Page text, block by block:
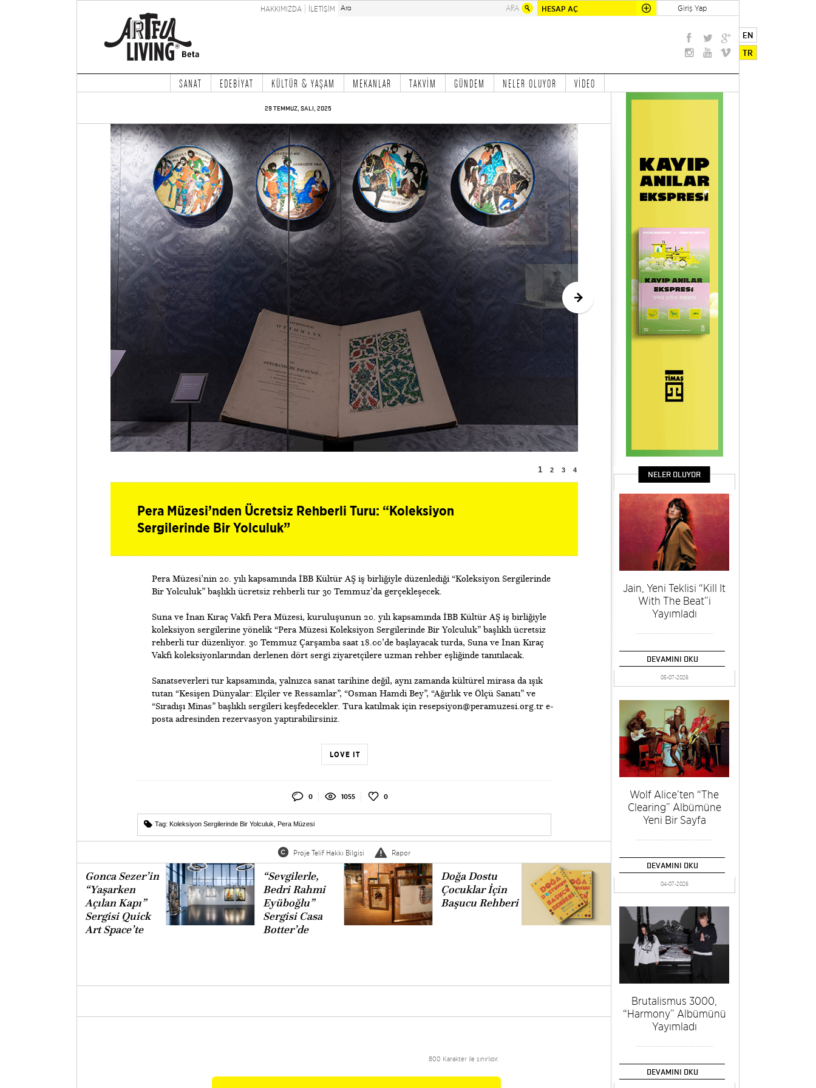
HESAP AÇ Giriş Yap
HAKKIMIZDA İLETİŞİM
EN
TR
SANAT EDEBİYAT KÜLTÜR & YAŞAM MEKANLAR TAKVİM GÜNDEM NELER OLUYOR VİDEO
29 TEMMUZ, SALI, 2025
1 2 3 4
Pera Müzesi’nden Ücretsiz Rehberli Turu: “Koleksiyon
Sergilerinde Bir Yolculuk”
Pera Müzesi’nin 20. yılı kapsamında İBB Kültür AŞ iş birliğiyle düzenlediği “Koleksiyon Sergilerinde
Bir Yolculuk” başlıklı ücretsiz rehberli tur 30 Temmuz’da gerçekleşecek.
Suna ve İnan Kıraç Vakfı Pera Müzesi, kuruluşunun 20. yılı kapsamında İBB Kültür AŞ iş birliğiyle
koleksiyon sergilerine yönelik “Pera Müzesi Koleksiyon Sergilerinde Bir Yolculuk” başlıklı ücretsiz
rehberli tur düzenliyor. 30 Temmuz Çarşamba saat 18.00’de başlayacak turda, Suna ve İnan Kıraç
Vakfı koleksiyonlarından derlenen dört sergi ziyaretçilere uzman rehber eşliğinde tanıtılacak.
Sanatseverleri tur kapsamında, yalnızca sanat tarihine değil, aynı zamanda kültürel mirasa da ışık
tutan “Kesişen Dünyalar: Elçiler ve Ressamlar”, “Osman Hamdi Bey”, “Ağırlık ve Ölçü Sanatı” ve
“Sıradışı Minas” başlıklı sergileri keşfedecekler. Tura katılmak için resepsiyon@peramuzesi.org.tr e-
posta adresinden rezervasyon yaptırabilirsiniz.
LOVE IT
0 1055 0
Tag: Koleksiyon Sergilerinde Bir Yolculuk Pera Müzesi
Proje Telif Hakkı Bilgisi Rapor
Gonca Sezer’in
“Yaşarken
Açılan Kapı”
Sergisi Quick
Art Space’te
“Sevgilerle,
Bedri Rahmi
Eyüboğlu”
Sergisi Casa
Botter’de
Doğa Dostu
Çocuklar İçin
Başucu Rehberi
800 Karakter ile sınırlıdır.
NELER OLUYOR
Jain, Yeni Teklisi “Kill It
With The Beat”i
Yayımladı
DEVAMINI OKU
05-07-2026
Wolf Alice’ten “The
Clearing” Albümüne
Yeni Bir Sayfa
DEVAMINI OKU
04-07-2026
Brutalismus 3000,
“Harmony” Albümünü
Yayımladı
DEVAMINI OKU